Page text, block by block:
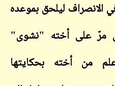
الانصراف ليلحق بموعده
مرّ على أخته "نشوى"
من أخته بحكايتها